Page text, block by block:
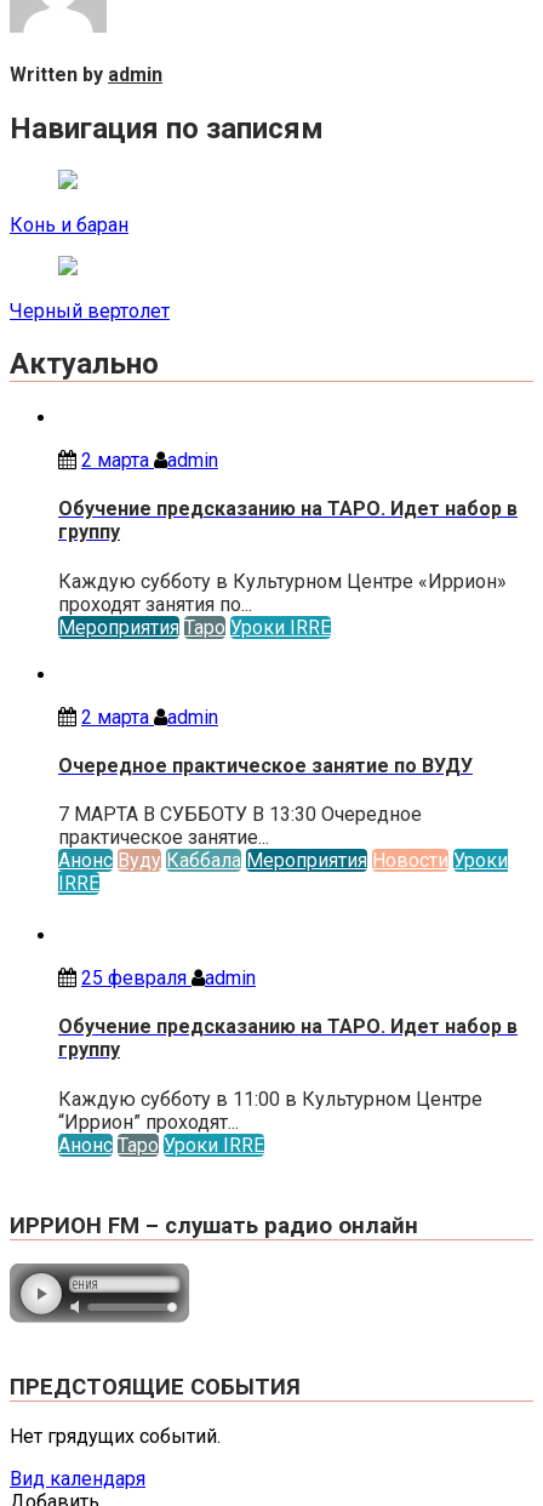
Written by admin
Навигация по записям
Конь и баран
Черный вертолет
Актуально
2 марта admin
Обучение предсказанию на ТАРО. Идет набор в
группу
Каждую субботу в Культурном Центре «Иррион»
проходят занятия по...
Мероприятия Таро Уроки IRRE
2 марта admin
Очередное практическое занятие по ВУДУ
7 МАРТА В СУББОТУ В 13:30 Очередное
практическое занятие...
Анонс Вуду Каббала Мероприятия Новости Уроки
IRRE
25 февраля admin
Обучение предсказанию на ТАРО. Идет набор в
группу
Каждую субботу в 11:00 в Культурном Центре
“Иррион” проходят...
Анонс Таро Уроки IRRE
ИРРИОН FM – слушать радио онлайн
ПРЕДСТОЯЩИЕ СОБЫТИЯ
Нет грядущих событий.
Вид календаря
Добавить